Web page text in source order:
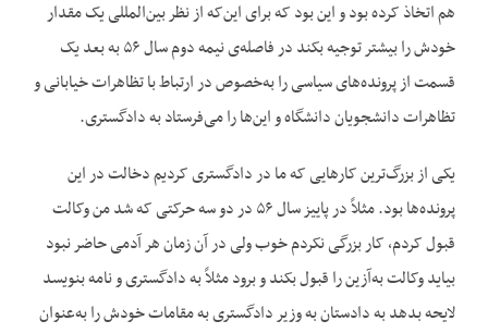
هم اتخاذ کرده بود و این بود که برای این‌که از نظر بین‌المللی یک مقدار
خودش را بیشتر توجیه بکند در فاصله‌ی نیمه دوم سال ۵۶ به بعد یک
قسمت از پرونده‌های سیاسی را به‌خصوص در ارتباط با تظاهرات خیابانی و
تظاهرات دانشجویان دانشگاه و این‌ها را می‌فرستاد به دادگستری.
یکی از بزرگ‌ترین کارهایی که ما در دادگستری کردیم دخالت در این
پرونده‌ها بود. مثلاً در پاییز سال ۵۶ در دو سه حرکتی که شد من وکالت
قبول کردم، کار بزرگی نکردم خوب ولی در آن زمان هر آدمی حاضر نبود
بیاید وکالت به‌آزین را قبول بکند و برود مثلاً به دادگستری و نامه بنویسد
لایحه بدهد به دادستان به وزیر دادگستری به مقامات خودش را به‌عنوان